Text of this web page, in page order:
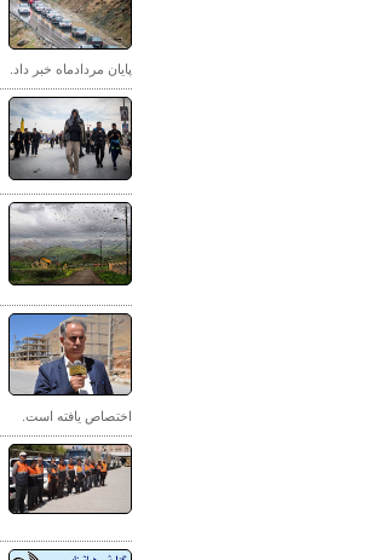
پایان مردادماه خبر داد.
اختصاص یافته است.